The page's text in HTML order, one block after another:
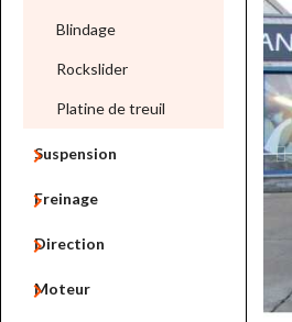
Blindage
Rockslider
Platine de treuil
Suspension

Freinage

Direction

Moteur
